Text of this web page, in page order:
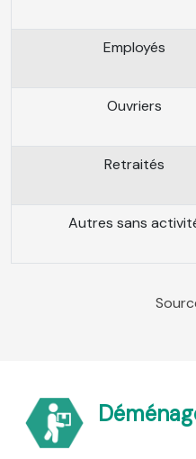
Employés
Ouvriers
Retraités
Autres sans